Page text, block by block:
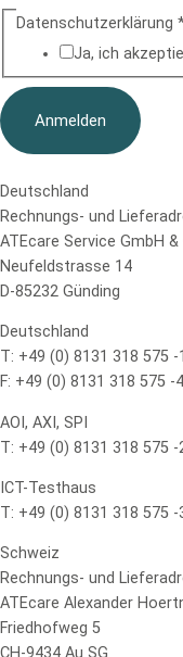
Datenschutzerklärung
Ja, ich
Anmelden
Deutschland
Rechnungs- und
ATEcare Service GmbH &
Neufeldstrasse 14
D-85232 Günding
Deutschland
T: +49 (0) 8131 318 575 -
F: +49 (0) 8131 318 575 -
AOI, AXI, SPI
T: +49 (0) 8131 318 575 -
ICT-Testhaus
T: +49 (0) 8131 318 575 -
Schweiz
Rechnungs- und
ATEcare Alexander
Friedhofweg 5